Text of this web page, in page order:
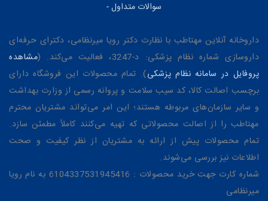
سوالات متداول-
داروخانه آنلاین مهتاطب با نظارت دکتر رویا میرنظامی، دکترای حرفه‌ای
داروسازی شماره نظام پزشکی: د-3247، فعالیت می‌کند. (
مشاهده
پروفایل در سامانه نظام پزشکی). تمام محصولات این فروشگاه دارای
برچسب اصالت کالا، کد سیب سلامت و پروانه رسمی از وزارت بهداشت
و سایر سازمان‌های مربوطه هستند؛ این امر می‌تواند مشتریان محترم
مهتاطب را از اصالت محصولاتی که تهیه می‌کنند کاملاً مطمئن سازد.
تمام محصولات پیش از ارائه به مشتریان از نظر کیفیت و صحت
اطلاعات نیز بررسی می‌شوند.
شماره کارت جهت خرید محصولات : 6104337531945416 به نام رویا
میرنظامی